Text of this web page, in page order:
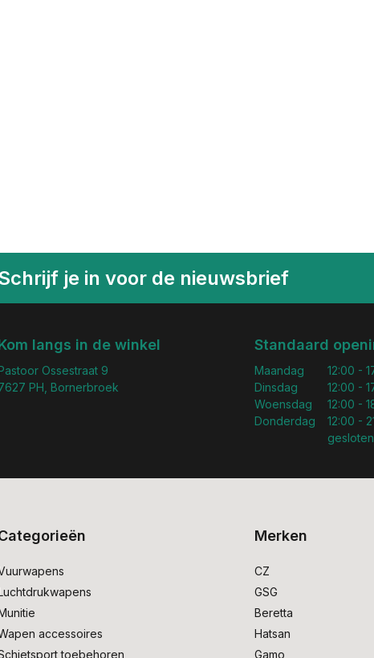
je in voor de nieuwsbrief
langs in de winkel
Ossestraat 9
PH, Bornerbroek
Standaard
Maandag
Dinsdag
Woensdag
Donderdag
12:00 -
12:00 -
12:00 -
12:00 -
accessoires
toebehoren
Merken
CZ
GSG
Beretta
Hatsan
Gamo